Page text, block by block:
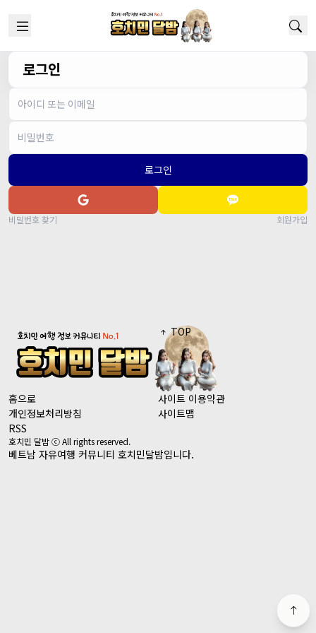
로그인
로그인
비밀번호 찾기 회원가입
TOP
홈으로
사이트 이용약관
개인정보처리방침
사이트맵
RSS
호치민 달밤 ⓒ All rights reserved.
베트남 자유여행 커뮤니티 호치민달밤입니다.